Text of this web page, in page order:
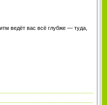
ведёт вас всё глубже — туда,